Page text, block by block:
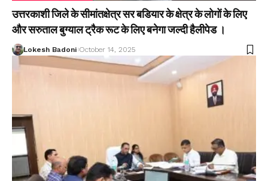
उत्तरकाशी जिले के सीमांतक्षेत्र सर बडियार के क्षेत्र के लोगों के लिए
और सरुताल बुग्याल ट्रैक रूट के लिए बनेगा जल्दी हैलीपेड ।
Lokesh Badoni October 14, 2025